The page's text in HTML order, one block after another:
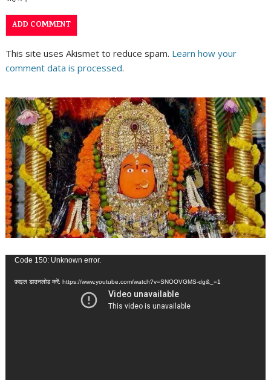
This site uses Akismet to reduce spam. Learn how your
comment data is processed.
वीडियो
Code 150: Unknown error.
फ़ाइल डाउनलोड करें: https://www.youtube.com/watch?v=SNOOVGMS-dg&_=1